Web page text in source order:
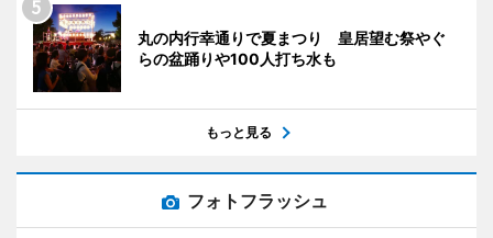
丸の内行幸通りで夏まつり 皇居望む祭やぐ
らの盆踊りや100人打ち水も
もっと見る
フォトフラッシュ